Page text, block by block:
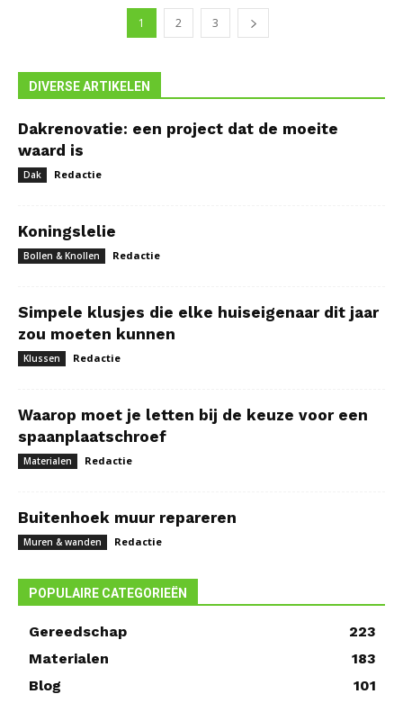
1 2 3
DIVERSE ARTIKELEN
Dakrenovatie: een project dat de moeite
waard is
Dak Redactie
Koningslelie
Bollen & Knollen Redactie
Simpele klusjes die elke huiseigenaar dit jaar
zou moeten kunnen
Klussen Redactie
Waarop moet je letten bij de keuze voor een
spaanplaatschroef
Materialen Redactie
Buitenhoek muur repareren
Muren & wanden Redactie
POPULAIRE CATEGORIEËN
Gereedschap
223
Materialen
183
Blog
101